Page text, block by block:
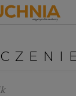
Zaloguj się